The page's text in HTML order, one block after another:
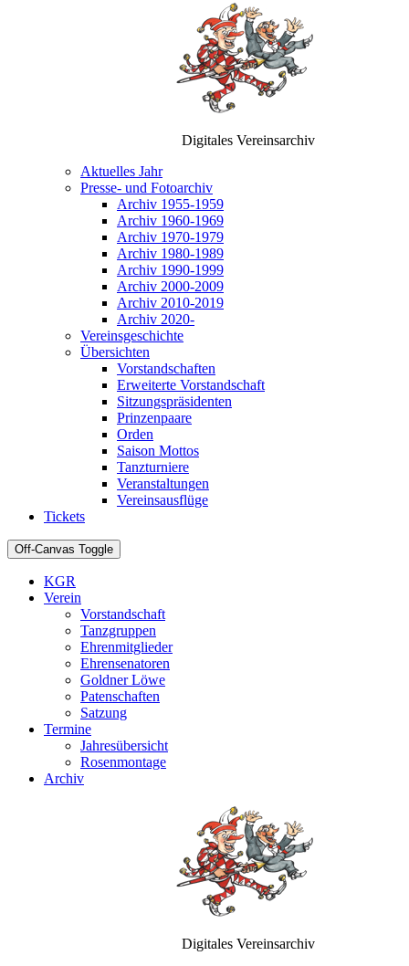
Digitales Vereinsarchiv
Aktuelles Jahr
Presse- und Fotoarchiv
Archiv 1955-1959
Archiv 1960-1969
Archiv 1970-1979
Archiv 1980-1989
Archiv 1990-1999
Archiv 2000-2009
Archiv 2010-2019
Archiv 2020-
Vereinsgeschichte
Übersichten
Vorstandschaften
Erweiterte Vorstandschaft
Sitzungspräsidenten
Prinzenpaare
Orden
Saison Mottos
Tanzturniere
Veranstaltungen
Vereinsausflüge
Tickets
Off-Canvas Toggle
KGR
Verein
Vorstandschaft
Tanzgruppen
Ehrenmitglieder
Ehrensenatoren
Goldner Löwe
Patenschaften
Satzung
Termine
Jahresübersicht
Rosenmontage
Archiv
Digitales Vereinsarchiv